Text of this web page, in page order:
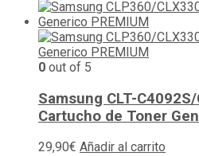
0 out of 5
Samsung CLT-
Cartucho de Toner
29,90€ Añadir al carrito